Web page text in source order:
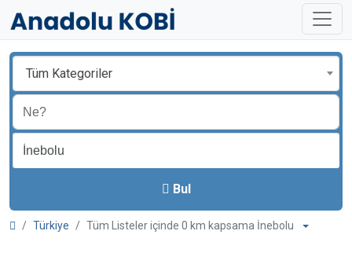
Tüm Kategoriler
Bul
Türkiye Tüm Listeler içinde 0 km kapsama İnebolu